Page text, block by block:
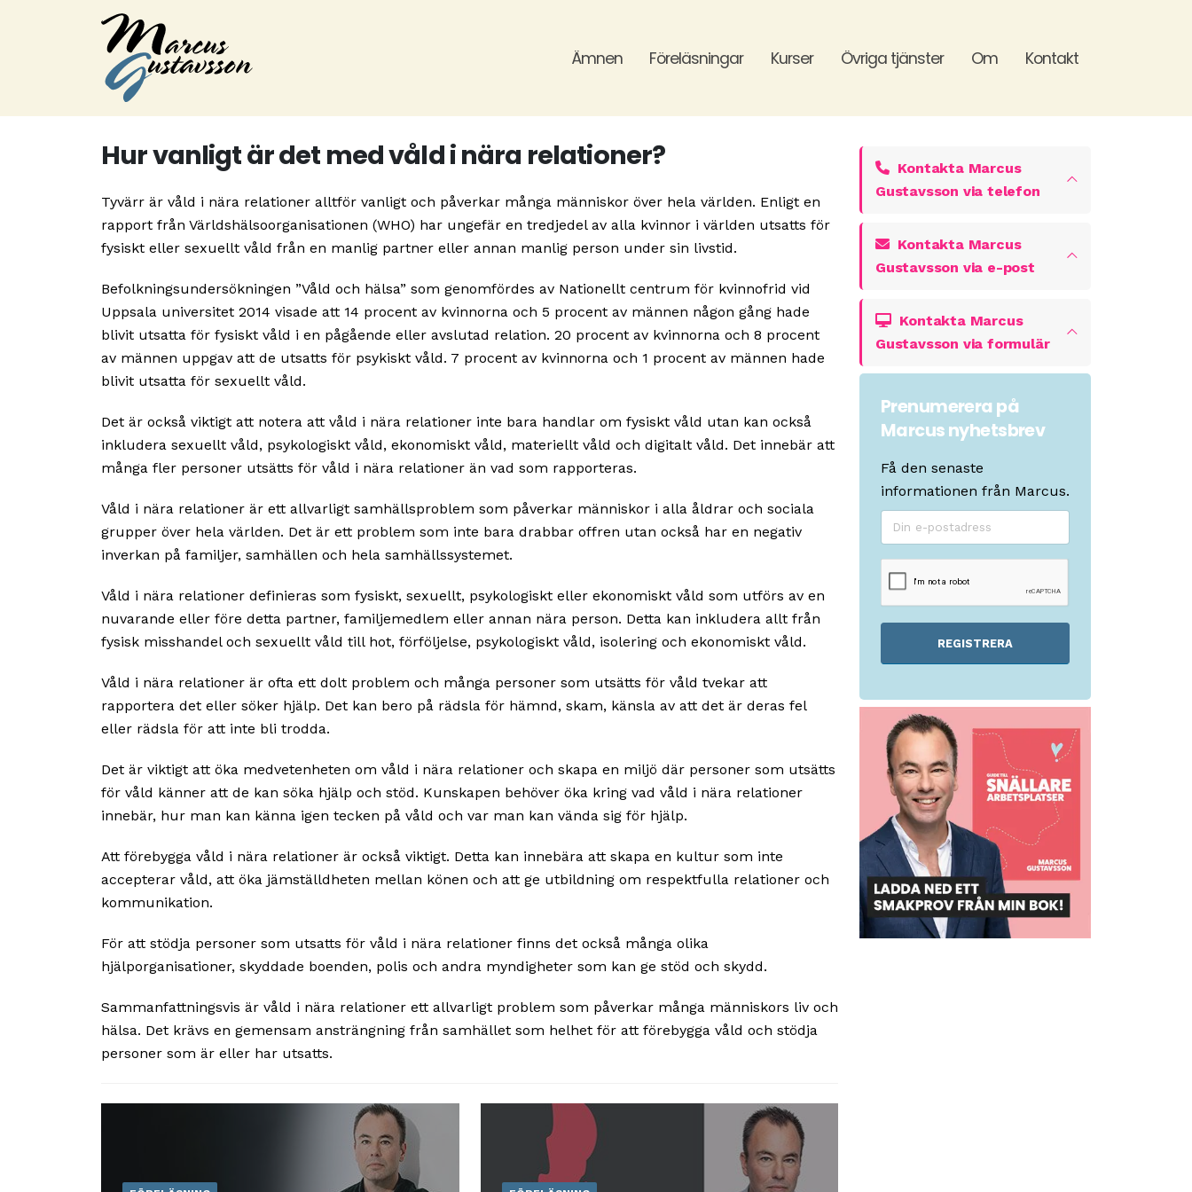
Ämnen Föreläsningar Kurser Övriga tjänster Om Kontakt
Hur vanligt är det med våld i nära relationer?
Tyvärr är våld i nära relationer alltför vanligt och påverkar många människor över hela världen. Enligt en
rapport från Världshälsoorganisationen (WHO) har ungefär en tredjedel av alla kvinnor i världen utsatts för
fysiskt eller sexuellt våld från en manlig partner eller annan manlig person under sin livstid.
Befolkningsundersökningen ”Våld och hälsa” som genomfördes av Nationellt centrum för kvinnofrid vid
Uppsala universitet 2014 visade att 14 procent av kvinnorna och 5 procent av männen någon gång hade
blivit utsatta för fysiskt våld i en pågående eller avslutad relation. 20 procent av kvinnorna och 8 procent
av männen uppgav att de utsatts för psykiskt våld. 7 procent av kvinnorna och 1 procent av männen hade
blivit utsatta för sexuellt våld.
Det är också viktigt att notera att våld i nära relationer inte bara handlar om fysiskt våld utan kan också
inkludera sexuellt våld, psykologiskt våld, ekonomiskt våld, materiellt våld och digitalt våld. Det innebär att
många fler personer utsätts för våld i nära relationer än vad som rapporteras.
Våld i nära relationer är ett allvarligt samhällsproblem som påverkar människor i alla åldrar och sociala
grupper över hela världen. Det är ett problem som inte bara drabbar offren utan också har en negativ
inverkan på familjer, samhällen och hela samhällssystemet.
Våld i nära relationer definieras som fysiskt, sexuellt, psykologiskt eller ekonomiskt våld som utförs av en
nuvarande eller före detta partner, familjemedlem eller annan nära person. Detta kan inkludera allt från
fysisk misshandel och sexuellt våld till hot, förföljelse, psykologiskt våld, isolering och ekonomiskt våld.
Våld i nära relationer är ofta ett dolt problem och många personer som utsätts för våld tvekar att
rapportera det eller söker hjälp. Det kan bero på rädsla för hämnd, skam, känsla av att det är deras fel
eller rädsla för att inte bli trodda.
Det är viktigt att öka medvetenheten om våld i nära relationer och skapa en miljö där personer som utsätts
för våld känner att de kan söka hjälp och stöd. Kunskapen behöver öka kring vad våld i nära relationer
innebär, hur man kan känna igen tecken på våld och var man kan vända sig för hjälp.
Att förebygga våld i nära relationer är också viktigt. Detta kan innebära att skapa en kultur som inte
accepterar våld, att öka jämställdheten mellan könen och att ge utbildning om respektfulla relationer och
kommunikation.
För att stödja personer som utsatts för våld i nära relationer finns det också många olika
hjälporganisationer, skyddade boenden, polis och andra myndigheter som kan ge stöd och skydd.
Sammanfattningsvis är våld i nära relationer ett allvarligt problem som påverkar många människors liv och
hälsa. Det krävs en gemensam ansträngning från samhället som helhet för att förebygga våld och stödja
personer som är eller har utsatts.
Kontakta Marcus
Gustavsson via telefon
Kontakta Marcus
Gustavsson via e-post
Kontakta Marcus
Gustavsson via formulär
Prenumerera på
Marcus nyhetsbrev
Få den senaste
informationen från Marcus.
REGISTRERA